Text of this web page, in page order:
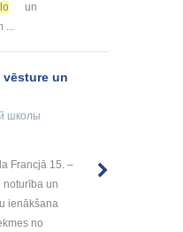
un
...
vēsture un
школы
Francjā 15. –
noturība un
ienākšana
no